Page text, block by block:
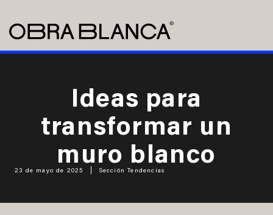
Ideas para
transformar un
muro blanco
23 de mayo de 2025 Sección Tendencias